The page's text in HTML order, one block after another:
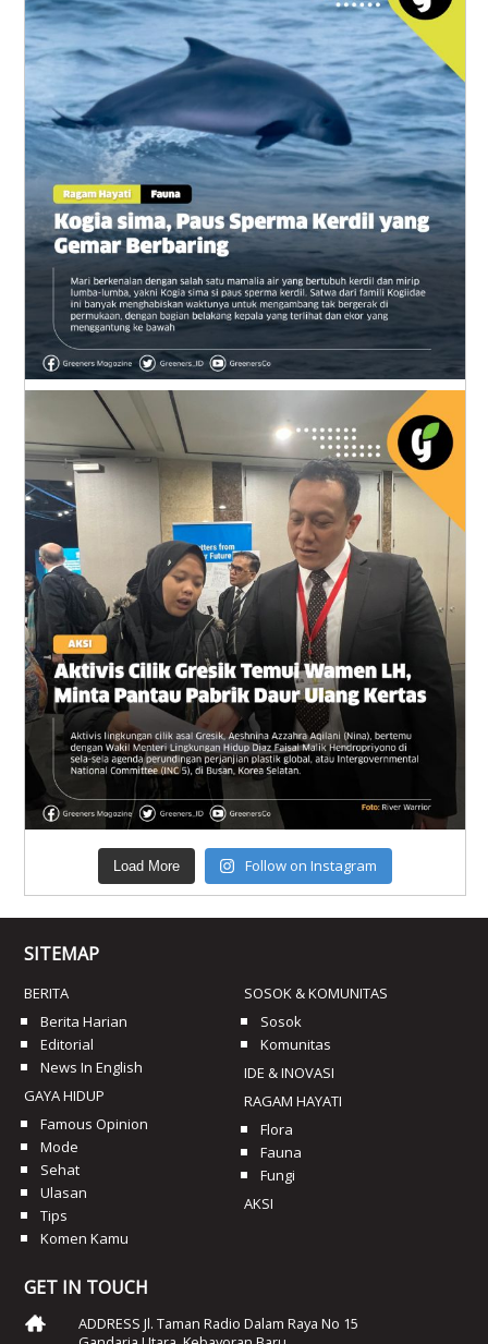
Load More Follow on Instagram
SITEMAP
BERITA
Berita Harian
Editorial
News In English
GAYA HIDUP
Famous Opinion
Mode
Sehat
Ulasan
Tips
Komen Kamu
SOSOK & KOMUNITAS
Sosok
Komunitas
IDE & INOVASI
RAGAM HAYATI
Flora
Fauna
Fungi
AKSI
GET IN TOUCH
ADDRESS Jl. Taman Radio Dalam Raya No 15